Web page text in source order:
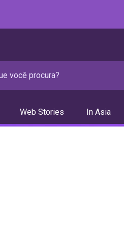
Web Stories In Asia